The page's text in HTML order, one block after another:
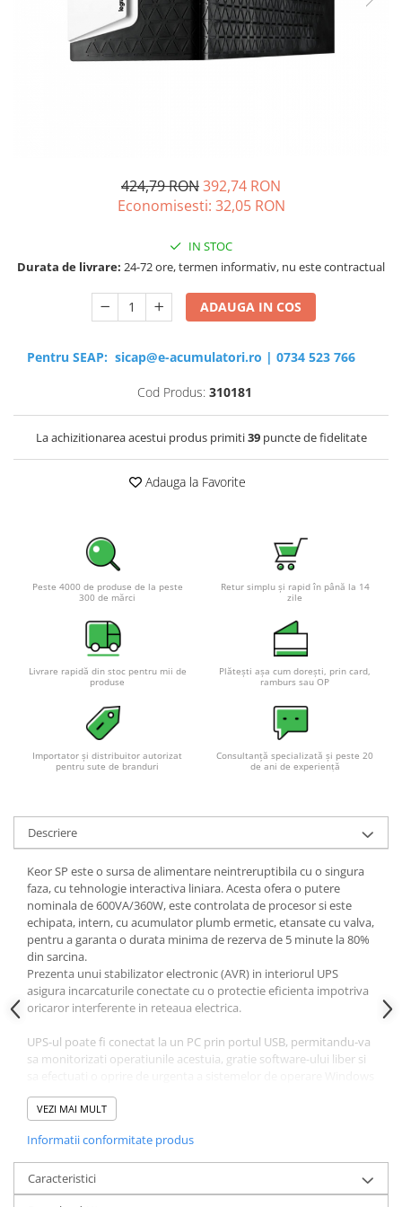
Sisteme de management (BMS)
Redresoare, incarcatoare si testere
424,79 RON392,74 RON
Economisesti: 32,05 RON
IN STOC
Durata de livrare: 24-72 ore, termen informativ, nu este contractual
ADAUGA IN COS
Pentru SEAP: sicap@e-acumulatori.ro | 0734 523 766
Cod Produs: 310181
La achizitionarea acestui produs primiti39puncte de fidelitate
Adauga la Favorite
Peste 4000 de produse de la peste
300 de mărci
Retur simplu și rapid în până la 14
zile
Livrare rapidă din stoc pentru mii de
produse
Plătești așa cum dorești, prin card,
ramburs sau OP
Importator și distribuitor autorizat
pentru sute de branduri
Consultanță specializată și peste 20
de ani de experiență
Descriere
Keor SP este o sursa de alimentare neintreruptibila cu o singura
faza, cu tehnologie interactiva liniara. Acesta ofera o putere
nominala de 600VA/360W, este controlata de procesor si este
echipata, intern, cu acumulator plumb ermetic, etansate cu valva,
pentru a garanta o durata minima de rezerva de 5 minute la 80%
din sarcina.
Prezenta unui stabilizator electronic (AVR) in interiorul UPS
asigura incarcaturile conectate cu o protectie eficienta impotriva
oricaror interferente in reteaua electrica.
UPS-ul poate fi conectat la un PC prin portul USB, permitandu-va
sa monitorizati operatiunile acestuia, gratie software-ului liber si
Keor SP este gestionat de un microprocesor si este capabil sa
intermediul barei inteligente LED:
• operatie normala
• functionarea alimentata de baterii
• supraincarcarea
VEZI MAI MULT
Informatii conformitate produs
Caracteristici